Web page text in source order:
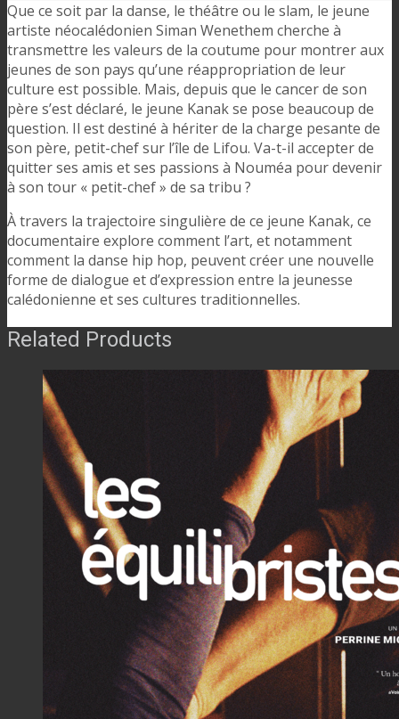
Que ce soit par la danse, le théâtre ou le slam, le jeune
artiste néocalédonien Siman Wenethem cherche à
transmettre les valeurs de la coutume pour montrer aux
jeunes de son pays qu’une réappropriation de leur
culture est possible. Mais, depuis que le cancer de son
père s’est déclaré, le jeune Kanak se pose beaucoup de
question. Il est destiné à hériter de la charge pesante de
son père, petit-chef sur l’île de Lifou. Va-t-il accepter de
quitter ses amis et ses passions à Nouméa pour devenir
à son tour « petit-chef » de sa tribu ?
À travers la trajectoire singulière de ce jeune Kanak, ce
documentaire explore comment l’art, et notamment
comment la danse hip hop, peuvent créer une nouvelle
forme de dialogue et d’expression entre la jeunesse
calédonienne et ses cultures traditionnelles.
Related Products